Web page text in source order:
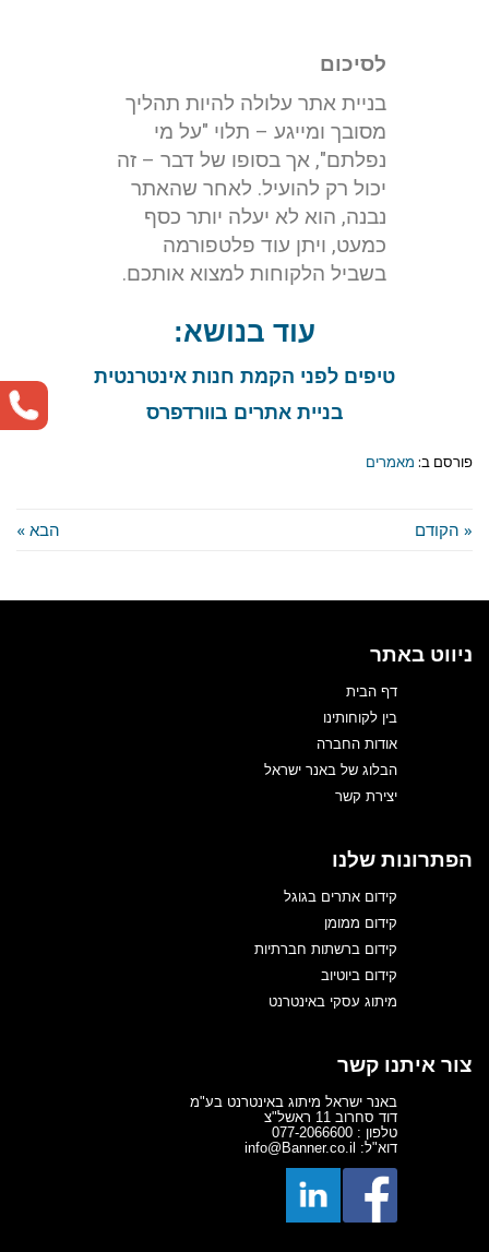
לסיכום
בניית אתר עלולה להיות תהליך
מסובך ומייגע – תלוי "על מי
נפלתם", אך בסופו של דבר – זה
יכול רק להועיל. לאחר שהאתר
נבנה, הוא לא יעלה יותר כסף
כמעט, ויתן עוד פלטפורמה
בשביל הלקוחות למצוא אותכם.
עוד בנושא:
טיפים לפני הקמת חנות אינטרנטית
בניית אתרים בוורדפרס
פורסם ב: מאמרים
« הקודם הבא »
ניווט באתר
דף הבית
בין לקוחותינו
אודות החברה
הבלוג של באנר ישראל
יצירת קשר
הפתרונות שלנו
קידום אתרים בגוגל
קידום ממומן
קידום ברשתות חברתיות
קידום ביוטיוב
מיתוג עסקי באינטרנט
צור איתנו קשר
באנר ישראל מיתוג באינטרנט בע"מ
דוד סחרוב 11 ראשל"צ
טלפון : 077-2066600
דוא"ל: info@Banner.co.il